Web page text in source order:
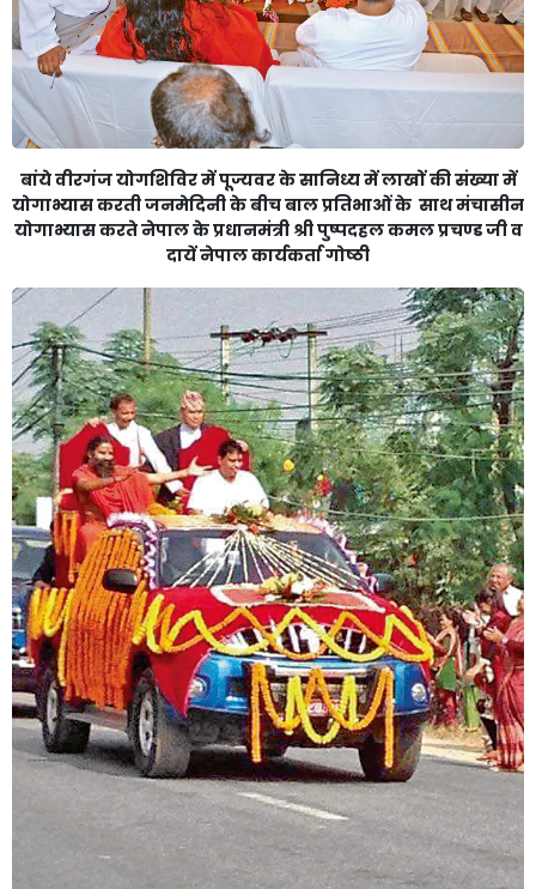
बांये वीरगंज योगशिविर में पूज्यवर के सानिध्य में लाखों की संख्या में
योगाभ्यास करती जनमेदिनी के बीच बाल प्रतिभाओं के साथ मंचासीन
योगाभ्यास करते नेपाल के प्रधानमंत्री श्री पुष्पदहल कमल प्रचण्ड जी व
दायें नेपाल कार्यकर्ता गोष्ठी